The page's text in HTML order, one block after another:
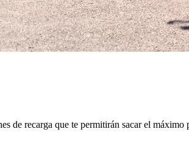
de recarga que te permitirán sacar el